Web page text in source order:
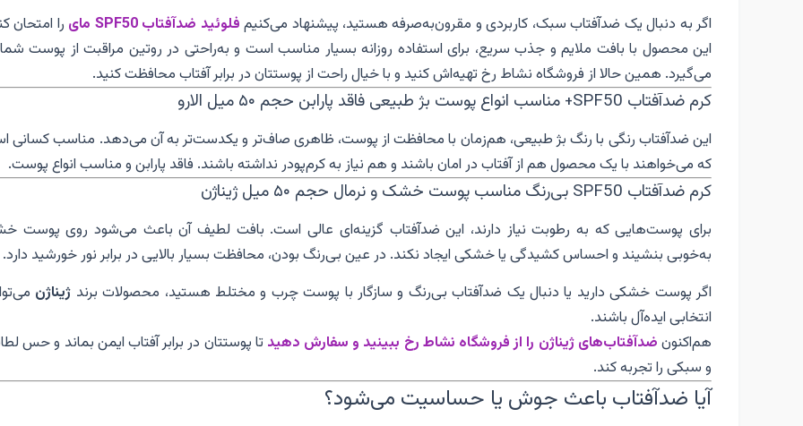
اگر به دنبال یک ضدآفتاب سبک، کاربردی و مقرون‌به‌صرفه هستید، پیشنهاد می‌کنیمفلوئید ضدآفتاب SPF50 مای
را امتحان
این محصول با بافت ملایم و جذب سریع، برای استفاده روزانه بسیار مناسب است و به‌راحتی در روتین مراقبت از پوست
می‌گیرد. همین حالا از فروشگاه نشاط رخ تهیه‌اش کنید و با خیال راحت از پوستتان در برابر آفتاب محافظت کنید.
کرم ضدآفتاب SPF50+ مناسب انواع پوست بژ طبیعی فاقد پارابن حجم ۵۰ میل الارو
این ضدآفتاب رنگی با رنگ بژ طبیعی، هم‌زمان با محافظت از پوست، ظاهری صاف‌تر و یکدست‌تر به آن می‌دهد. مناسب کسانی
که می‌خواهند با یک محصول هم از آفتاب در امان باشند و هم نیاز به کرم‌پودر نداشته باشند. فاقد پارابن و مناسب انواع پوست.
کرم ضدآفتاب SPF50 بی‌رنگ مناسب پوست خشک و نرمال حجم ۵۰ میل ژیناژن
برای پوست‌هایی که به رطوبت نیاز دارند، این ضدآفتاب گزینه‌ای عالی است. بافت لطیف آن باعث می‌شود روی پوست
به‌خوبی بنشیند و احساس کشیدگی یا خشکی ایجاد نکند. در عین بی‌رنگ بودن، محافظت بسیار بالایی در برابر نور خورشید دارد.
اگر پوست خشکی دارید یا دنبال یک ضدآفتاب بی‌رنگ و سازگار با پوست چرب و مختلط هستید، محصولات برند ژیناژن
انتخابی ایده‌آل باشند.
هم‌اکنونضدآفتاب‌های ژیناژن را از فروشگاه نشاط رخ ببینید و سفارش دهید تا پوستتان در برابر آفتاب ایمن بماند و حس
و سبکی را تجربه کند.
آیا ضدآفتاب باعث جوش یا حساسیت می‌شود؟